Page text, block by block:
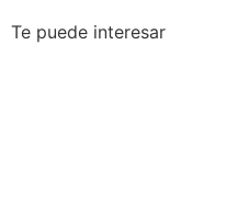
Te puede interesar